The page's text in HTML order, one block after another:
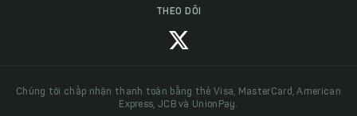
THEO DÕI
Chúng tôi chấp nhận thanh toán bằng thẻ Visa, MasterCard, American
Express, JCB và UnionPay.